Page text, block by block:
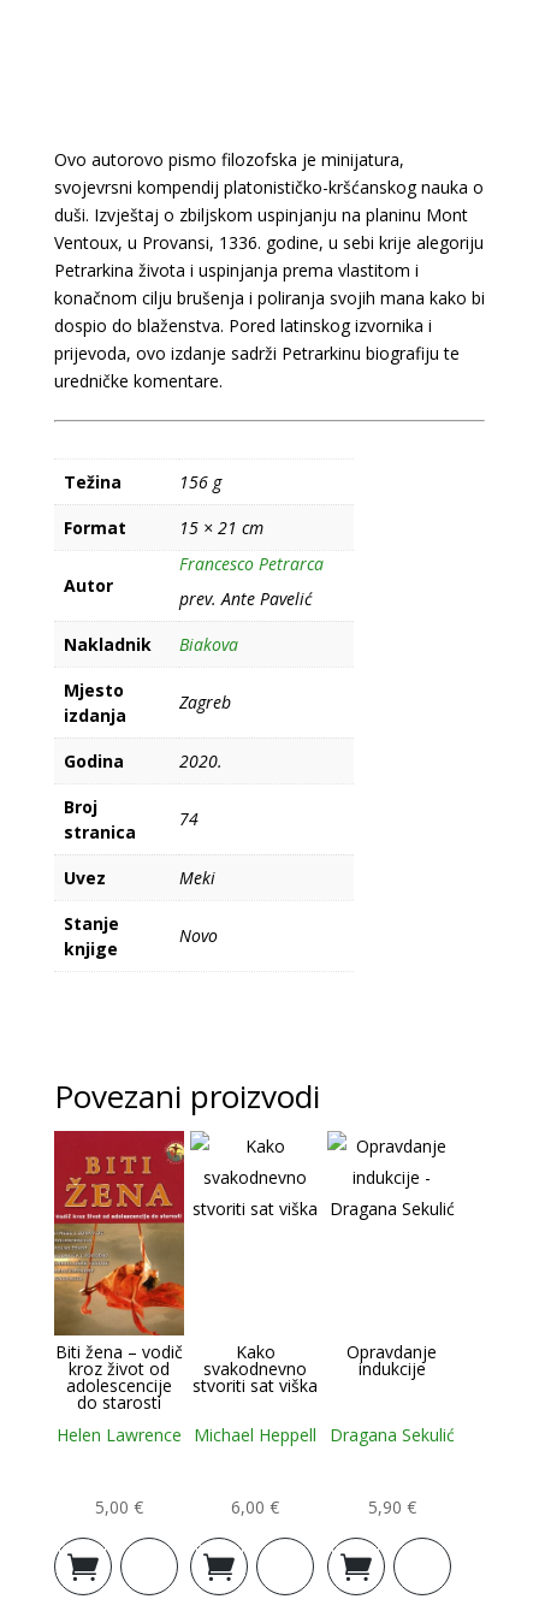
Ovo autorovo pismo filozofska je minijatura,
svojevrsni kompendij platonističko-kršćanskog nauka o
duši. Izvještaj o zbiljskom uspinjanju na planinu Mont
Ventoux, u Provansi, 1336. godine, u sebi krije alegoriju
Petrarkina života i uspinjanja prema vlastitom i
konačnom cilju brušenja i poliranja svojih mana kako bi
dospio do blaženstva. Pored latinskog izvornika i
prijevoda, ovo izdanje sadrži Petrarkinu biografiju te
uredničke komentare.
Težina
156 g
Format
15 × 21 cm
Autor
Francesco Petrarca
prev. Ante Pavelić
Nakladnik
Biakova
Mjesto
izdanja
Zagreb
Godina
2020.
Broj
stranica
74
Uvez
Meki
Stanje
knjige
Novo
Povezani proizvodi
Biti žena – vodič
kroz život od
adolescencije
do starosti
Helen Lawrence
5,00 €
Dodaj u
košaricu
Kako
svakodnevno
stvoriti sat viška
Michael Heppell
6,00€
Dodaj u
košaricu
Opravdanje
indukcije
Dragana Sekulić
5,90 €
Dodaj u
košaricu